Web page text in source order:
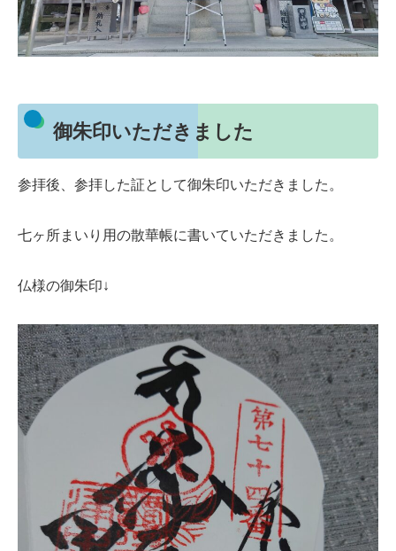
御朱印いただきました
参拝後、参拝した証として御朱印いただきました。
七ヶ所まいり用の散華帳に書いていただきました。
仏様の御朱印↓